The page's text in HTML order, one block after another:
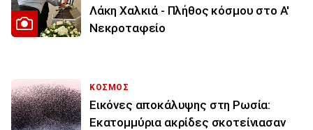
Λάκη Χαλκιά - Πλήθος κόσμου στο Α'
Νεκροταφείο
ΚΟΣΜΟΣ
Εικόνες αποκάλυψης στη Ρωσία:
Εκατομμύρια ακρίδες σκοτείνιασαν